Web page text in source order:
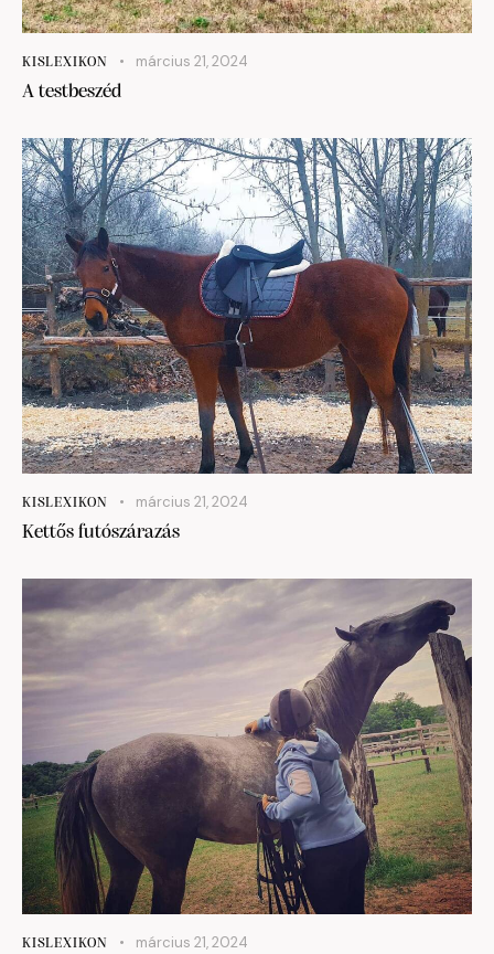
KISLEXIKON március 21, 2024
A testbeszéd
KISLEXIKON március 21, 2024
Kettős futószárazás
KISLEXIKON március 21, 2024